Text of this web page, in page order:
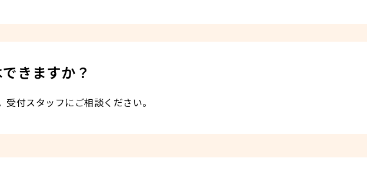
きますか？
受付スタッフにご相談ください。